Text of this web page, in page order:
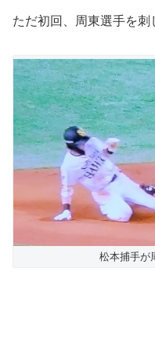
ただ初回、周東選手を刺
松本捕手が